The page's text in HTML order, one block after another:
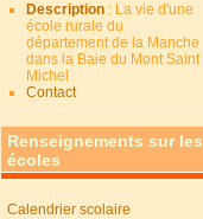
Description : La vie d'une
école rurale du
département de la Manche
dans la Baie du Mont Saint
Michel
Contact
Renseignements sur les
écoles
Calendrier scolaire